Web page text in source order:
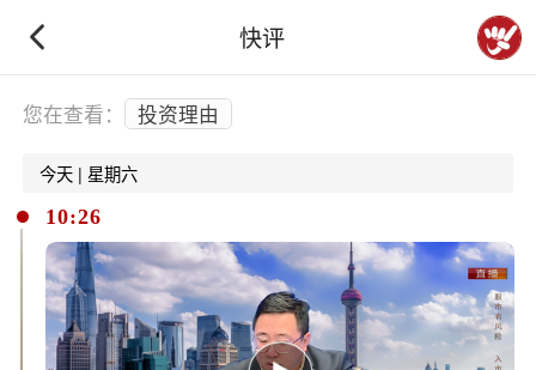
快评
下拉刷新
您在查看： 投资理由
今天 | 星期六
10:26